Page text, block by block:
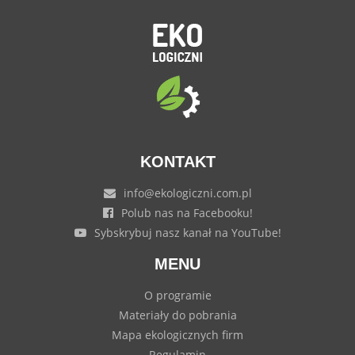
KONTAKT
info@ekologiczni.com.pl
Polub nas na Facebooku!
Sybskrybuj nasz kanał na YouTube!
MENU
O programie
Materiały do pobrania
Mapa ekologicznych firm